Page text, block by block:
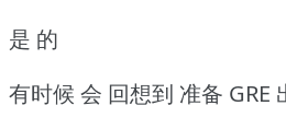
是 的
有时候 会 回想到 准备 GRE